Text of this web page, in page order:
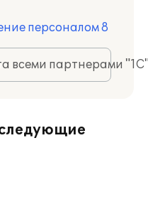
персоналом 8
всеми партнерами